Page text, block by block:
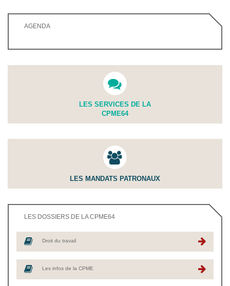
AGENDA
LES SERVICES DE LA
CPME64
LES MANDATS PATRONAUX
LES DOSSIERS DE LA CPME64
Droit du travail
Les infos de la CPME